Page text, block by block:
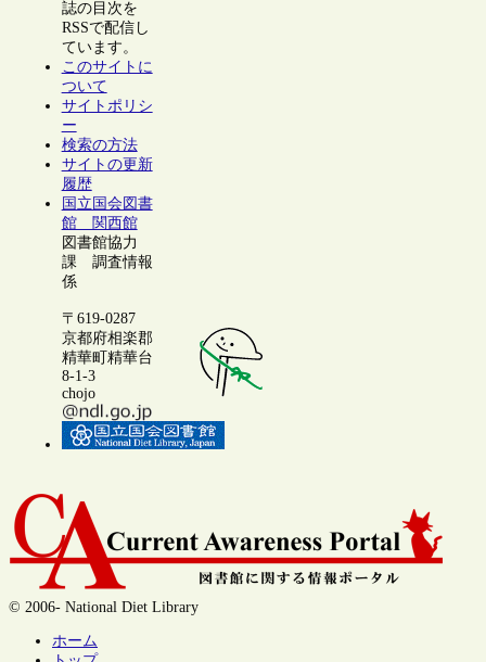
誌の目次を
RSSで配信し
ています。
このサイトに
ついて
サイトポリシ
ー
検索の方法
サイトの更新
履歴
国立国会図書
館 関西館
図書館協力
課 調査情報
係
〒619-0287
京都府相楽郡
精華町精華台
8-1-3
chojo
© 2006- National Diet Library
ホーム